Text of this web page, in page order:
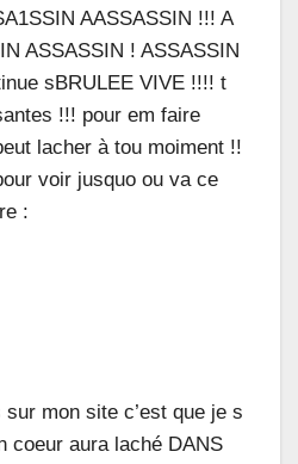
AASSASSIN !!! A
ASSASSIN ! ASSASSIN
sBRULEE VIVE !!!! t
!!! pour em faire
lacher à tou moiment !!
voir jusquo ou va ce
:
mon site c’est que je s
coeur aura laché DANS